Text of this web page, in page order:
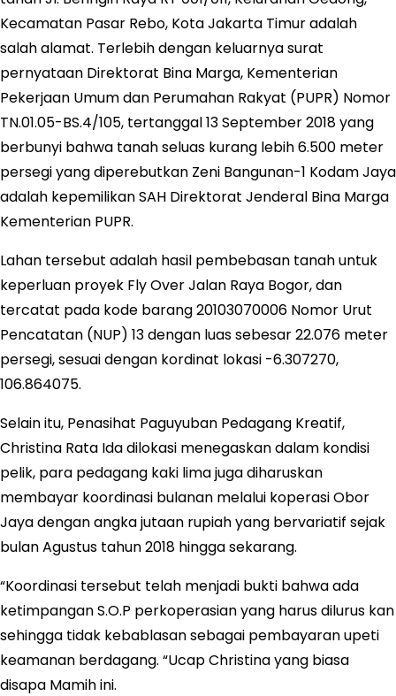
Kecamatan Pasar Rebo, Kota Jakarta Timur adalah
salah alamat. Terlebih dengan keluarnya surat
pernyataan Direktorat Bina Marga, Kementerian
Pekerjaan Umum dan Perumahan Rakyat (PUPR) Nomor
TN.01.05-BS.4/105, tertanggal 13 September 2018 yang
berbunyi bahwa tanah seluas kurang lebih 6.500 meter
persegi yang diperebutkan Zeni Bangunan-1 Kodam Jaya
adalah kepemilikan SAH Direktorat Jenderal Bina Marga
Kementerian PUPR.
Lahan tersebut adalah hasil pembebasan tanah untuk
keperluan proyek Fly Over Jalan Raya Bogor, dan
tercatat pada kode barang 20103070006 Nomor Urut
Pencatatan (NUP) 13 dengan luas sebesar 22.076 meter
persegi, sesuai dengan kordinat lokasi -6.307270,
106.864075.
Selain itu, Penasihat Paguyuban Pedagang Kreatif,
Christina Rata Ida dilokasi menegaskan dalam kondisi
pelik, para pedagang kaki lima juga diharuskan
membayar koordinasi bulanan melalui koperasi Obor
Jaya dengan angka jutaan rupiah yang bervariatif sejak
bulan Agustus tahun 2018 hingga sekarang.
“Koordinasi tersebut telah menjadi bukti bahwa ada
ketimpangan S.O.P perkoperasian yang harus dilurus kan
sehingga tidak kebablasan sebagai pembayaran upeti
keamanan berdagang. “Ucap Christina yang biasa
disapa Mamih ini.